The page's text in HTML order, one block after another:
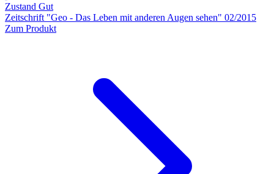
Zustand Gut
Zeitschrift "Geo - Das Leben mit anderen Augen sehen" 02/2015
Zum Produkt